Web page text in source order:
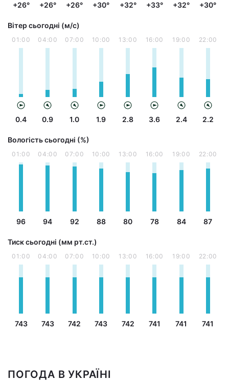
+26° +26° +26° +30° +32° +33° +32° +30°
Вітер сьогодні (м/с)
01:00
0.4
04:00
0.9
07:00
1.0
10:00
1.9
13:00
2.8
16:00
3.6
19:00
2.4
22:00
2.2
Вологість сьогодні (%)
01:00
96
04:00
94
07:00
92
10:00
88
13:00
80
16:00
78
19:00
84
22:00
87
Тиск сьогодні (мм рт.ст.)
01:00
743
04:00
743
07:00
742
10:00
743
13:00
742
16:00
741
19:00
741
22:00
741
ПОГОДА В УКРАЇНІ